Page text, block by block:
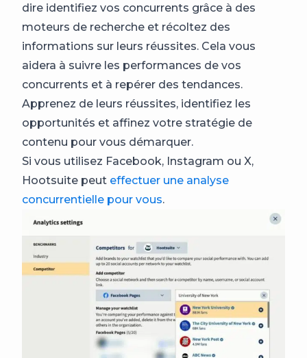
dire identifiez vos concurrents grâce à des
moteurs de recherche et récoltez des
informations sur leurs réussites. Cela vous
aidera à suivre les performances de vos
concurrents et à repérer des tendances.
Apprenez de leurs réussites, identifiez les
opportunités et affinez votre stratégie de
contenu pour vous démarquer.
Si vous utilisez Facebook, Instagram ou X,
Hootsuite peut effectuer une analyse
concurrentielle pour vous.